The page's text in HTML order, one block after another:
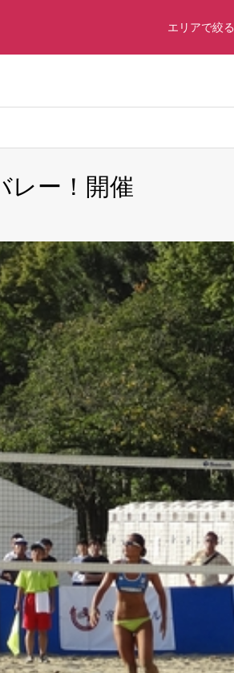
エリアで絞る
レー！開催